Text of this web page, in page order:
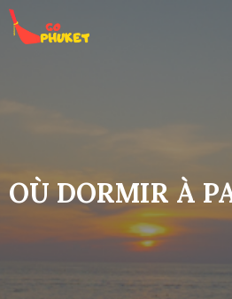
Aller
au
contenu
OÙ DORMIR À